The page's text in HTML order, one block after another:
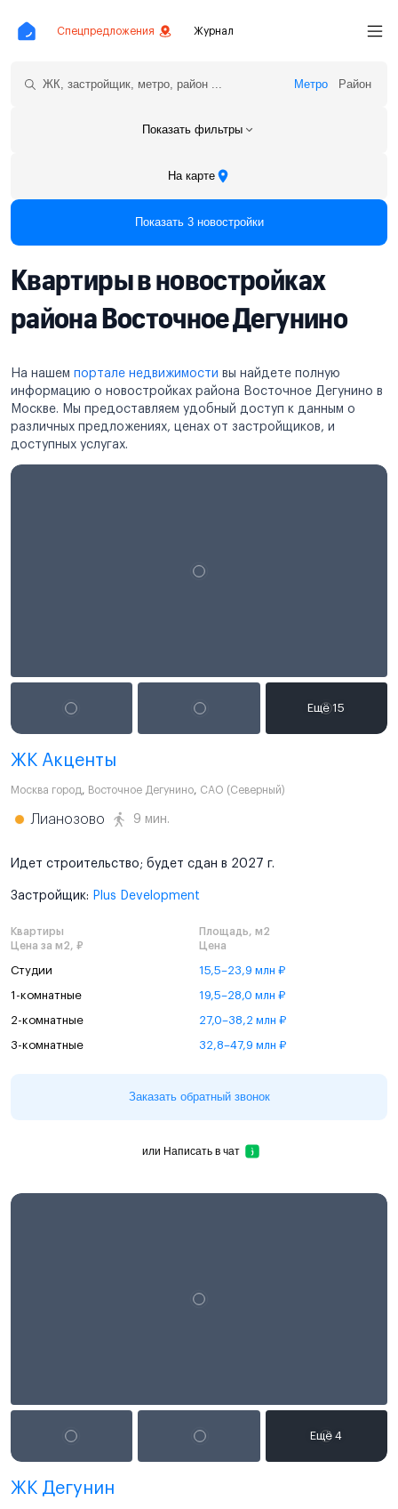
Спецпредложения Журнал
Метро Район
Показать фильтры
На карте
Показать 3 новостройки
Квартиры в новостройках
района Восточное Дегунино
На нашем портале недвижимости вы найдете полную
информацию о новостройках района Восточное Дегунино в
Москве. Мы предоставляем удобный доступ к данным о
различных предложениях, ценах от застройщиков, и
доступных услугах.
ЖК Акценты
Москва город, Восточное Дегунино, САО (Северный)
Лианозово 9 мин.
Идет строительство; будет сдан в 2027 г.
Застройщик: Plus Development
Квартиры
Площадь, м2
Цена за м2, ₽
Цена
Студии 15,5–23,9 млн ₽
1-комнатные 19,5–28,0 млн ₽
2-комнатные 27,0–38,2 млн ₽
3-комнатные 32,8–47,9 млн ₽
Заказать обратный звонок
или Написать в чат
ЖК Дегунин